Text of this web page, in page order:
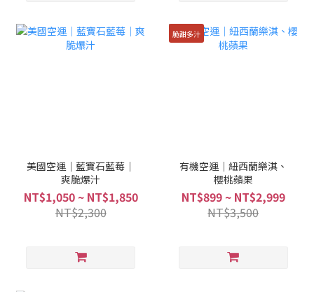
美國空運｜藍寶石藍莓｜
爽脆爆汁
NT$1,050 ~ NT$1,850
NT$2,300
脆甜多汁
有機空運｜紐西蘭樂淇、
櫻桃蘋果
NT$899 ~ NT$2,999
NT$3,500